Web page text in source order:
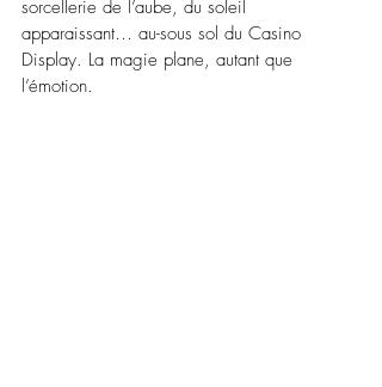
sorcellerie de l’aube, du soleil
apparaissant… au-sous sol du Casino
Display. La magie plane, autant que
l’émotion.